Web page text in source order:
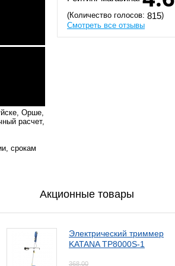
Орше,
расчет,
срокам
(Количество голосов: 815)
Смотреть все отзывы
Акционные товары
Электрический триммер
KATANA TP8000S-1
368,00